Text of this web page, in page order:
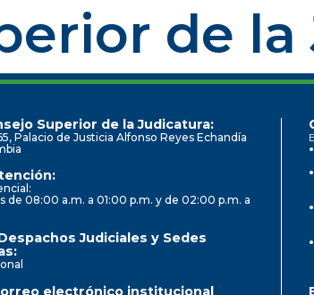
de
Superior de la Judicatura:
Palacio de Justicia Alfonso Reyes Echandía
de 08:00 a.m. a 01:00 p.m. y de 02:00 p.m. a
Judiciales y Sedes
electrónico institucional